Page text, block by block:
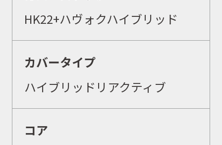
HK22+ハヴォクハイブリッド
カバータイプ
ハイブリッドリアクティブ
コア